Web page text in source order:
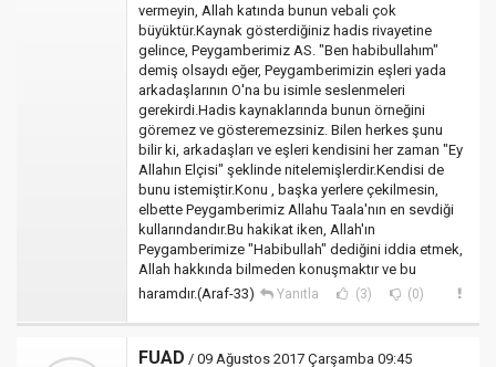
vermeyin, Allah katında bunun vebali çok
büyüktür.Kaynak gösterdiğiniz hadis rivayetine
gelince, Peygamberimiz AS. "Ben habibullahım"
demiş olsaydı eğer, Peygamberimizin eşleri yada
arkadaşlarının O'na bu isimle seslenmeleri
gerekirdi.Hadis kaynaklarında bunun örneğini
göremez ve gösteremezsiniz. Bilen herkes şunu
bilir ki, arkadaşları ve eşleri kendisini her zaman "Ey
Allahın Elçisi" şeklinde nitelemişlerdir.Kendisi de
bunu istemiştir.Konu , başka yerlere çekilmesin,
elbette Peygamberimiz Allahu Taala'nın en sevdiği
kullarındandır.Bu hakikat iken, Allah'ın
Peygamberimize "Habibullah" dediğini iddia etmek,
Allah hakkında bilmeden konuşmaktır ve bu
haramdır.(Araf-33)
Yanıtla (3) (0)
FUAD / 09 Ağustos 2017 Çarşamba 09:45